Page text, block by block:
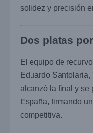
solidez y precisión
Dos platas
El equipo de
Eduardo Santolaria,
alcanzó la final y se
España, firmando
competitiva.